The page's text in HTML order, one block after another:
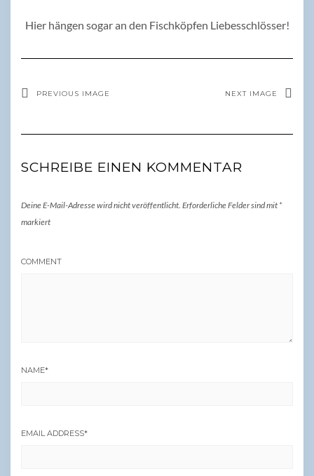
Hier hängen sogar an den Fischköpfen Liebesschlösser!
PREVIOUS IMAGE NEXT IMAGE
SCHREIBE EINEN KOMMENTAR
Deine E-Mail-Adresse wird nicht veröffentlicht. Erforderliche Felder sind mit *
markiert
COMMENT
NAME*
EMAIL ADDRESS*